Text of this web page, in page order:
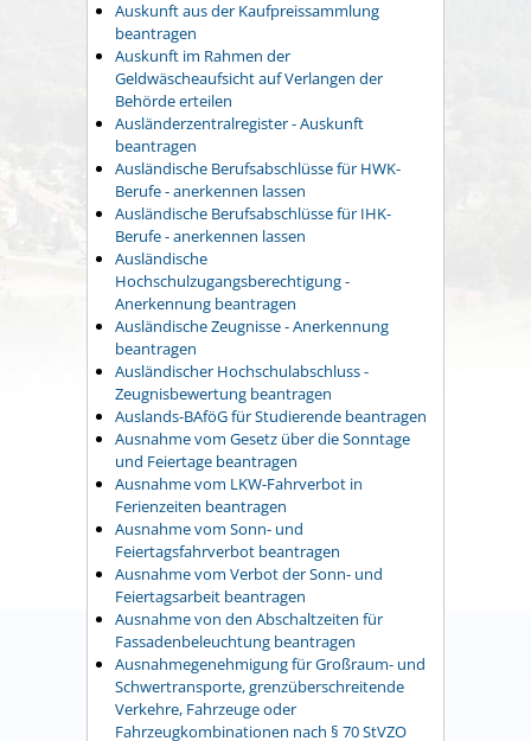
Auskunft aus der Kaufpreissammlung
beantragen
Auskunft im Rahmen der
Geldwäscheaufsicht auf Verlangen der
Behörde erteilen
Ausländerzentralregister - Auskunft
beantragen
Ausländische Berufsabschlüsse für HWK-
Berufe - anerkennen lassen
Ausländische Berufsabschlüsse für IHK-
Berufe - anerkennen lassen
Ausländische
Hochschulzugangsberechtigung -
Anerkennung beantragen
Ausländische Zeugnisse - Anerkennung
beantragen
Ausländischer Hochschulabschluss -
Zeugnisbewertung beantragen
Auslands-BAföG für Studierende beantragen
Ausnahme vom Gesetz über die Sonntage
und Feiertage beantragen
Ausnahme vom LKW-Fahrverbot in
Ferienzeiten beantragen
Ausnahme vom Sonn- und
Feiertagsfahrverbot beantragen
Ausnahme vom Verbot der Sonn- und
Feiertagsarbeit beantragen
Ausnahme von den Abschaltzeiten für
Fassadenbeleuchtung beantragen
Ausnahmegenehmigung für Großraum- und
Schwertransporte, grenzüberschreitende
Verkehre, Fahrzeuge oder
Fahrzeugkombinationen nach § 70 StVZO